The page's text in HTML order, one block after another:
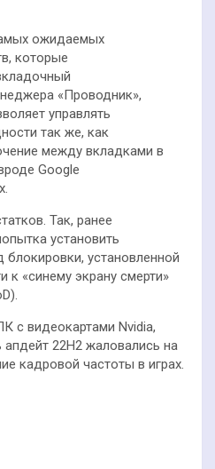
ожидаемых
которые
«Проводник»,
управлять
так же, как
между вкладками в
Google
Так, ранее
установить
установленной
к «синему экрану смерти»
с видеокартами Nvidia,
22H2 жаловались на
кадровой частоты в играх.